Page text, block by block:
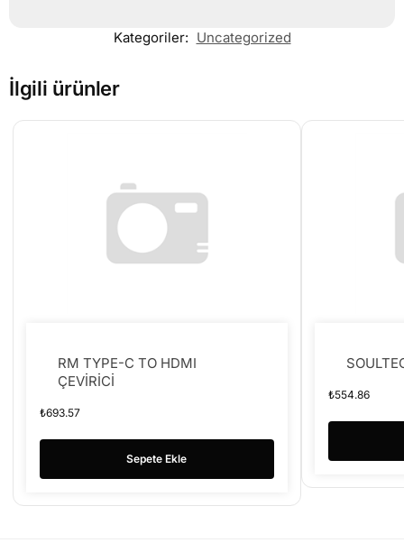
Kategoriler: Uncategorized
İlgili ürünler
RM TYPE-C TO HDMI
ÇEVİRİCİ
₺693.57
Sepete Ekle
₺554.86